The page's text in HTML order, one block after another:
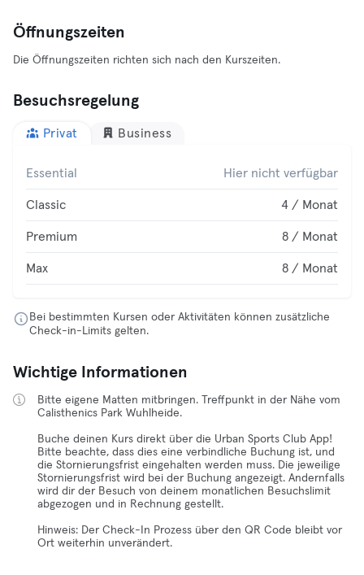
Öffnungszeiten
Die Öffnungszeiten richten sich nach den Kurszeiten.
Besuchsregelung
Privat Business
Essential Hier nicht verfügbar
Classic 4 / Monat
Premium 8 / Monat
Max 8 / Monat
Bei bestimmten Kursen oder Aktivitäten können zusätzliche
Check-in-Limits gelten.
Wichtige Informationen
Bitte eigene Matten mitbringen. Treffpunkt in der Nähe vom
Calisthenics Park Wuhlheide.
Buche deinen Kurs direkt über die Urban Sports Club App!
Bitte beachte, dass dies eine verbindliche Buchung ist, und
die Stornierungsfrist eingehalten werden muss. Die jeweilige
Stornierungsfrist wird bei der Buchung angezeigt. Andernfalls
wird dir der Besuch von deinem monatlichen Besuchslimit
abgezogen und in Rechnung gestellt.
Hinweis: Der Check-In Prozess über den QR Code bleibt vor
Ort weiterhin unverändert.